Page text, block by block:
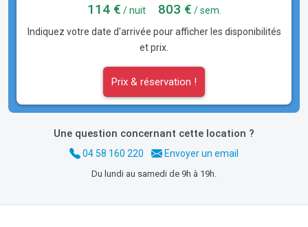
114 € / nuit 803 € / sem.
Indiquez votre date d'arrivée pour afficher les disponibilités
et prix.
Prix & réservation !
Une question concernant cette location ?
04 58 160 220 Envoyer un email
Du lundi au samedi de 9h à 19h.